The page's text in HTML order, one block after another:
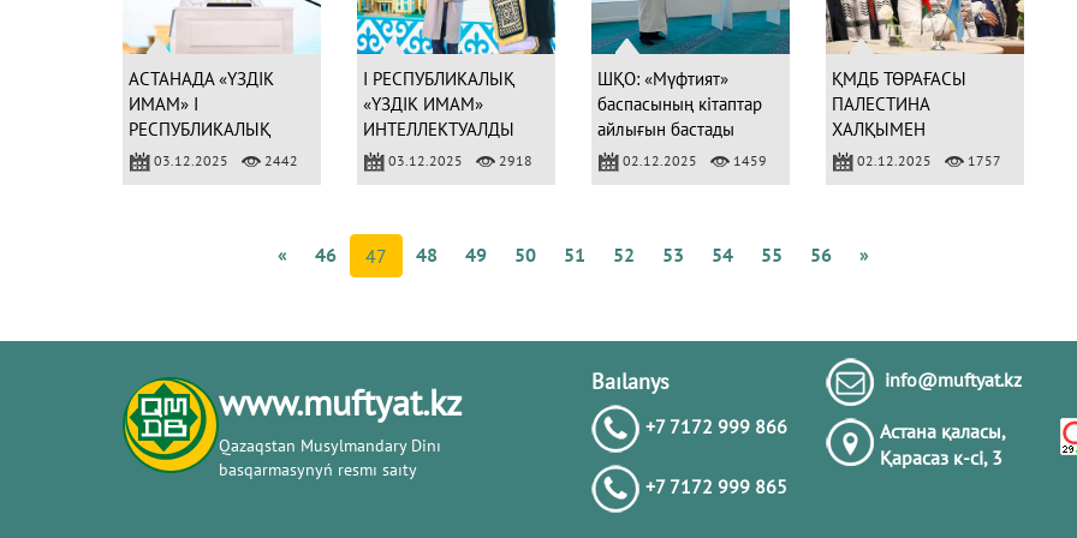
АСТАНАДА «ҮЗДІК
ИМАМ» І
РЕСПУБЛИКАЛЫҚ
ИНТЕЛЛЕКТУАЛДЫ
БІЛІМ САЙЫСЫ
03.12.2025 2442
І РЕСПУБЛИКАЛЫҚ
«ҮЗДІК ИМАМ»
ИНТЕЛЛЕКТУАЛДЫ
БІЛІМ САЙЫСЫНЫҢ
ЖЕРЕБЕ ТАРТУ РӘСІМІ
03.12.2025 2918
ШҚО: «Мүфтият»
баспасының кітаптар
айлығын бастады
02.12.2025 1459
ҚМДБ ТӨРАҒАСЫ
ПАЛЕСТИНА
ХАЛҚЫМЕН
ХАЛЫҚАРАЛЫҚ
ЫНТЫМАҚТАСТЫҚ
ШАРАҒА ҚАТЫСТЫ
02.12.2025 1757
« 46 47 48 49 50 51 52 53 54 55 56 »
www.muftyat.kz
Qazaqstan Musylmandary Dіnı
basqarmasynyń resmı saıty
Baılanys
+7 7172 999 866
+7 7172 999 865
info@muftyat.kz
Астана қаласы,
Қарасаз к-сi, 3